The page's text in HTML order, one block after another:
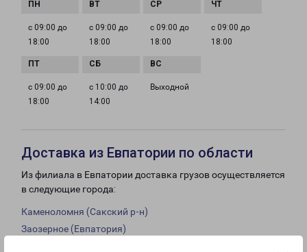
с 09:00 до
18:00
с 09:00 до
18:00
с 09:00 до
18:00
с 09:00 до
18:00
с 09:00 до
18:00
с 10:00 до
14:00
Выходной
Доставка из Евпатории по области
Из филиала в Евпатории доставка грузов осуществляется
в следующие города:
Каменоломня (Сакский р-н)
Заозерное (Евпатория)